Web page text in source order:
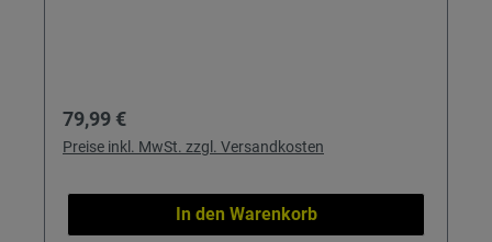
Regulärer Preis:
79,99 €
Preise inkl. MwSt. zzgl. Versandkosten
In den Warenkorb